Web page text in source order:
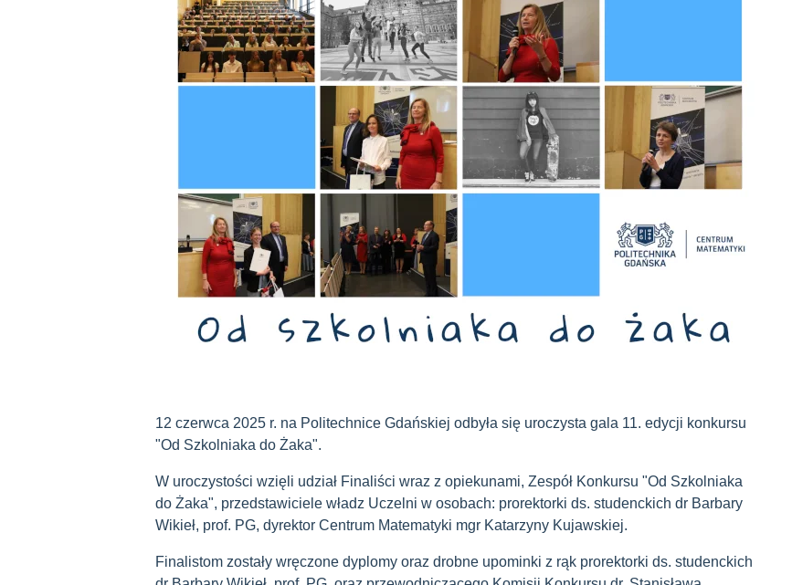
12 czerwca 2025 r. na Politechnice Gdańskiej odbyła się uroczysta gala 11. edycji konkursu
"Od Szkolniaka do Żaka".
W uroczystości wzięli udział Finaliści wraz z opiekunami, Zespół Konkursu "Od Szkolniaka
do Żaka", przedstawiciele władz Uczelni w osobach: prorektorki ds. studenckich dr Barbary
Wikieł, prof. PG, dyrektor Centrum Matematyki mgr Katarzyny Kujawskiej.
Finalistom zostały wręczone dyplomy oraz drobne upominki z rąk prorektorki ds. studenckich